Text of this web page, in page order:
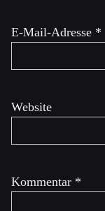
Kommentar *
E-Mail-Adresse *
Website